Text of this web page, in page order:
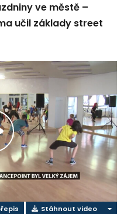
ve městě –
učil základy street
Stáhnout video